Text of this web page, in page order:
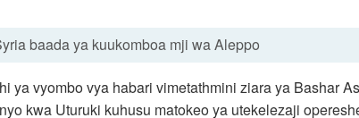
baada ya kuukomboa mji wa Aleppo
ya vyombo vya habari vimetathmini ziara ya Bashar
kwa Uturuki kuhusu matokeo ya utekelezaji